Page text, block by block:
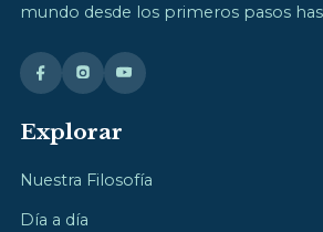
mundo desde los primeros pasos
Explorar
Nuestra Filosofía
Día a día